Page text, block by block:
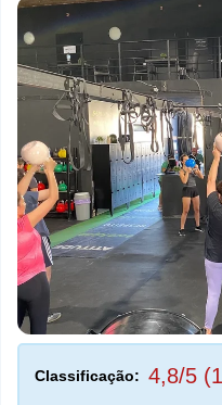
Classificação: 4,8/5